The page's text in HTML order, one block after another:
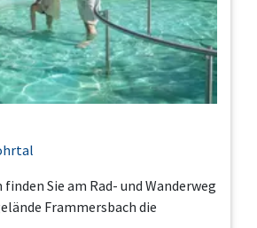
Sie am Rad- und Wanderweg
Frammersbach die